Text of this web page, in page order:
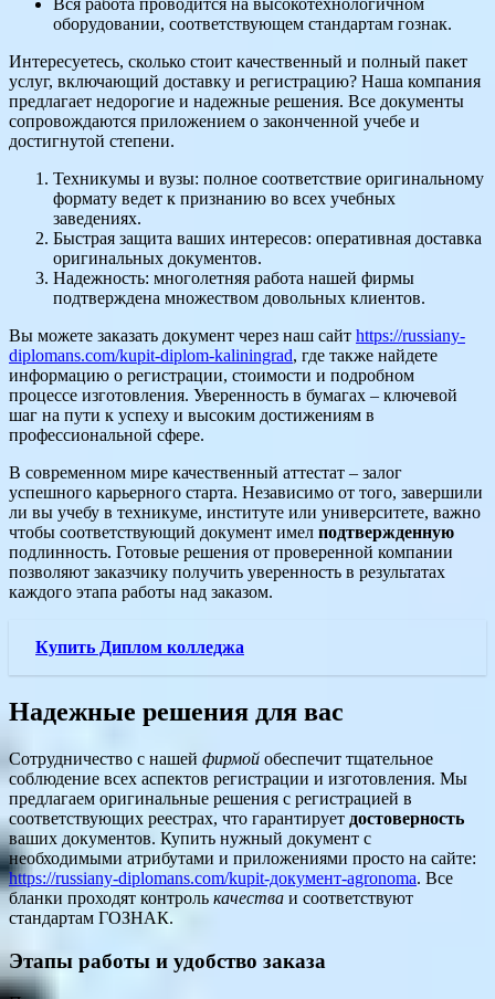
Вся работа проводится на высокотехнологичном
оборудовании, соответствующем стандартам гознак.
Интересуетесь, сколько стоит качественный и полный пакет
услуг, включающий доставку и регистрацию? Наша компания
предлагает недорогие и надежные решения. Все документы
сопровождаются приложением о законченной учебе и
достигнутой степени.
Техникумы и вузы: полное соответствие оригинальному
формату ведет к признанию во всех учебных
заведениях.
Быстрая защита ваших интересов: оперативная доставка
оригинальных документов.
Надежность: многолетняя работа нашей фирмы
подтверждена множеством довольных клиентов.
Вы можете заказать документ через наш сайт https://russiany-
diplomans.com/kupit-diplom-kaliningrad, где также найдете
информацию о регистрации, стоимости и подробном
процессе изготовления. Уверенность в бумагах – ключевой
шаг на пути к успеху и высоким достижениям в
профессиональной сфере.
В современном мире качественный аттестат – залог
успешного карьерного старта. Независимо от того, завершили
ли вы учебу в техникуме, институте или университете, важно
чтобы соответствующий документ имел подтвержденную
подлинность. Готовые решения от проверенной компании
позволяют заказчику получить уверенность в результатах
каждого этапа работы над заказом.
Купить Диплом колледжа
Надежные решения для вас
Сотрудничество с нашей фирмой обеспечит тщательное
соблюдение всех аспектов регистрации и изготовления. Мы
предлагаем оригинальные решения с регистрацией в
соответствующих реестрах, что гарантирует достоверность
ваших документов. Купить нужный документ с
необходимыми атрибутами и приложениями просто на сайте:
https://russiany-diplomans.com/kupit-документ-agronoma. Все
бланки проходят контроль качества и соответствуют
стандартам ГОЗНАК.
Этапы работы и удобство заказа